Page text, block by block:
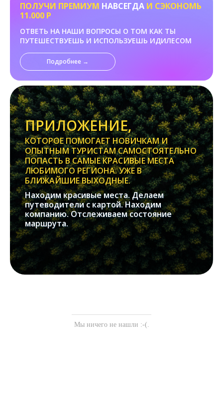
ПОЛУЧИ ПРЕМИУМ НАВСЕГДА И СЭКОНОМЬ
11.000 Р
ОТВЕТЬ НА НАШИ ВОПРОСЫ О ТОМ КАК ТЫ
ПУТЕШЕСТВУЕШЬ И ИСПОЛЬЗУЕШЬ ИДИЛЕСОМ
Подробнее →
ПРИЛОЖЕНИЕ,
КОТОРОЕ ПОМОГАЕТ НОВИЧКАМ И
ОПЫТНЫМ ТУРИСТАМ САМОСТОЯТЕЛЬНО
ПОПАСТЬ В САМЫЕ КРАСИВЫЕ МЕСТА
ЛЮБИМОГО РЕГИОНА. УЖЕ В
БЛИЖАЙШИЕ ВЫХОДНЫЕ.
Находим красивые места. Делаем
путеводители с картой. Находим
компанию. Отслеживаем состояние
маршрута.
Мы ничего не нашли :-(.